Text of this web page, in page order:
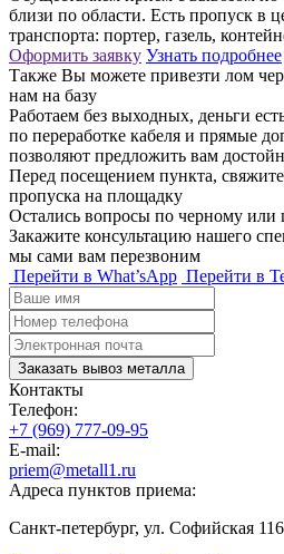
близи по области. Есть пропуск в
транспорта: портер, газель,
Оформить заявку Узнать подробнее
Также Вы можете привезти лом
нам на базу
Работаем без выходных, деньги
по переработке кабеля и прямые
позволяют предложить вам
Перед посещением пункта,
пропуска на площадку
Остались вопросы по черному или
Закажите консультацию нашего
мы сами вам перезвоним
Перейти в What’sApp Перейти в
Заказать вывоз металла
Контакты
Телефон:
+7 (969) 777-09-95
E-mail:
priem@metall1.ru
Адреса пунктов приема:
Санкт-петербург, ул. Софийская